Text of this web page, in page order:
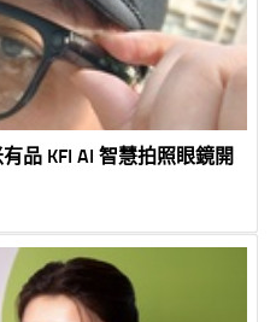
品 KFI AI 智慧拍照眼鏡開